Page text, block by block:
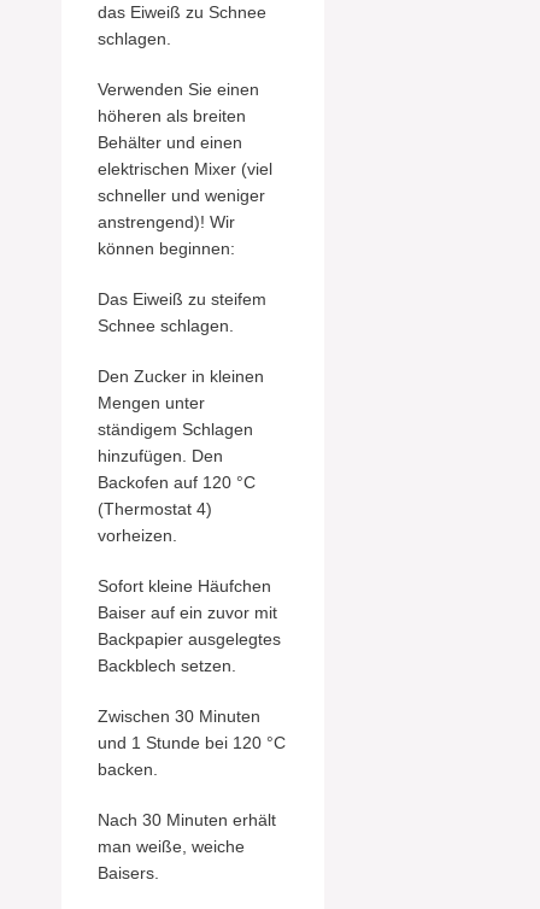
das Eiweiß zu Schnee
schlagen.
Verwenden Sie einen
höheren als breiten
Behälter und einen
elektrischen Mixer (viel
schneller und weniger
anstrengend)! Wir
können beginnen:
Das Eiweiß zu steifem
Schnee schlagen.
Den Zucker in kleinen
Mengen unter
ständigem Schlagen
hinzufügen. Den
Backofen auf 120 °C
(Thermostat 4)
vorheizen.
Sofort kleine Häufchen
Baiser auf ein zuvor mit
Backpapier ausgelegtes
Backblech setzen.
Zwischen 30 Minuten
und 1 Stunde bei 120 °C
backen.
Nach 30 Minuten erhält
man weiße, weiche
Baisers.